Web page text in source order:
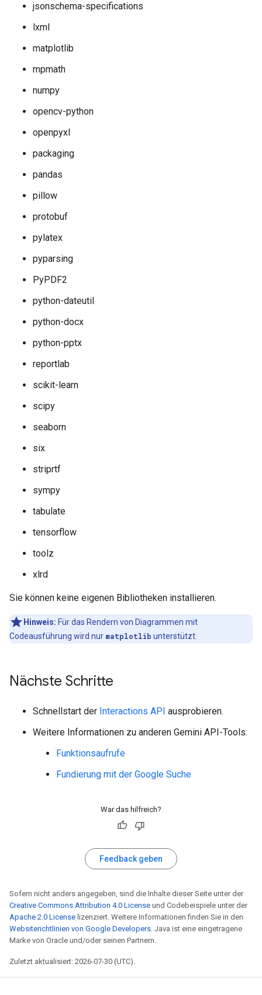
jsonschema-specifications
lxml
matplotlib
mpmath
numpy
opencv-python
openpyxl
packaging
pandas
pillow
protobuf
pylatex
pyparsing
PyPDF2
python-dateutil
python-docx
python-pptx
reportlab
scikit-learn
scipy
seaborn
six
striprtf
sympy
tabulate
tensorflow
toolz
xlrd
Sie können keine eigenen Bibliotheken installieren.
Hinweis: Für das Rendern von Diagrammen mit
Codeausführung wird nur matplotlib unterstützt.
Nächste Schritte
Schnellstart der Interactions API ausprobieren.
Weitere Informationen zu anderen Gemini API-Tools:
Funktionsaufrufe
Fundierung mit der Google Suche
War das hilfreich?
Feedback geben
Sofern nicht anders angegeben, sind die Inhalte dieser Seite unter der
Creative Commons Attribution 4.0 License und Codebeispiele unter der
Apache 2.0 License lizenziert. Weitere Informationen finden Sie in den
Websiterichtlinien von Google Developers. Java ist eine eingetragene
Marke von Oracle und/oder seinen Partnern.
Zuletzt aktualisiert: 2026-07-30 (UTC).